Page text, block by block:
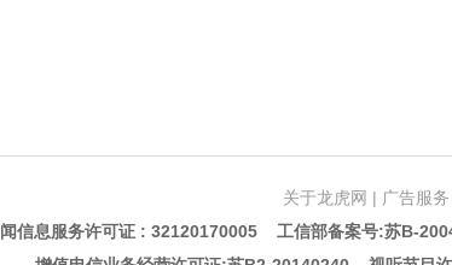
关于龙虎网 | 广告服务
信息服务许可证 : 32120170005 工信部备案号:苏B-